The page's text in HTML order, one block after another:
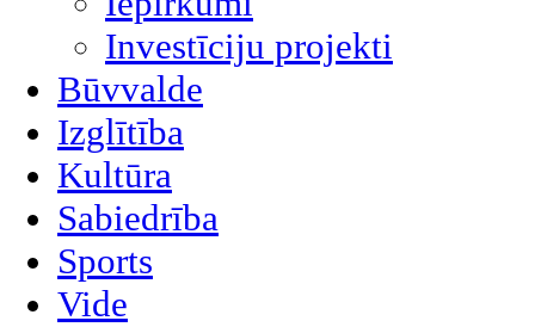
Investīciju projekti
Būvvalde
Izglītība
Kultūra
Sabiedrība
Sports
Vide